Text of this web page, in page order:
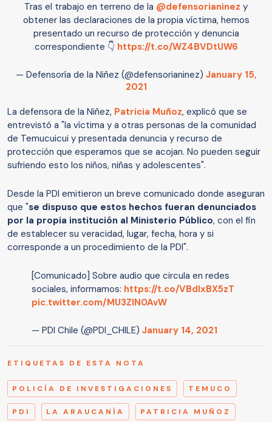
Tras el trabajo en terreno de la @defensorianinez y
obtener las declaraciones de la propia víctima, hemos
presentado un recurso de protección y denuncia
correspondiente 👇 https://t.co/WZ4BVDtUW6
— Defensoría de la Niñez (@defensorianinez) January 15,
2021
La defensora de la Niñez, Patricia Muñoz, explicó que se
entrevistó a "la víctima y a otras personas de la comunidad
de Temucuicui y presentada denuncia y recurso de
protección que esperamos que se acojan. No pueden seguir
sufriendo esto los niños, niñas y adolescentes".
Desde la PDI emitieron un breve comunicado donde aseguran
que "se dispuso que estos hechos fueran denunciados
por la propia institución al Ministerio Público, con el fin
de establecer su veracidad, lugar, fecha, hora y si
corresponde a un procedimiento de la PDI".
[Comunicado] Sobre audio que circula en redes
sociales, informamos: https://t.co/VBdlxBX5zT
pic.twitter.com/MU3ZIN0AvW
— PDI Chile (@PDI_CHILE) January 14, 2021
ETIQUETAS DE ESTA NOTA
POLICÍA DE INVESTIGACIONES TEMUCO
PDI LA ARAUCANÍA PATRICIA MUÑOZ